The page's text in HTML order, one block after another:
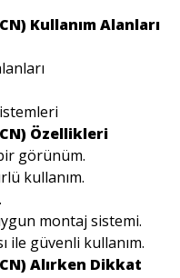
Kullanım Alanları
Özellikleri
görünüm.
kullanım.
montaj sistemi.
ile güvenli kullanım.
Alırken Dikkat